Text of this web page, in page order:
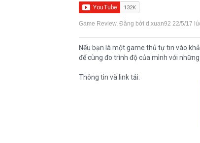
Game Review, Đăng bởi d.xuan92 22/5/17
Nếu bạn là một game thủ tự tin vào
để cùng đo trình độ của mình với
Thông tin và link tải: